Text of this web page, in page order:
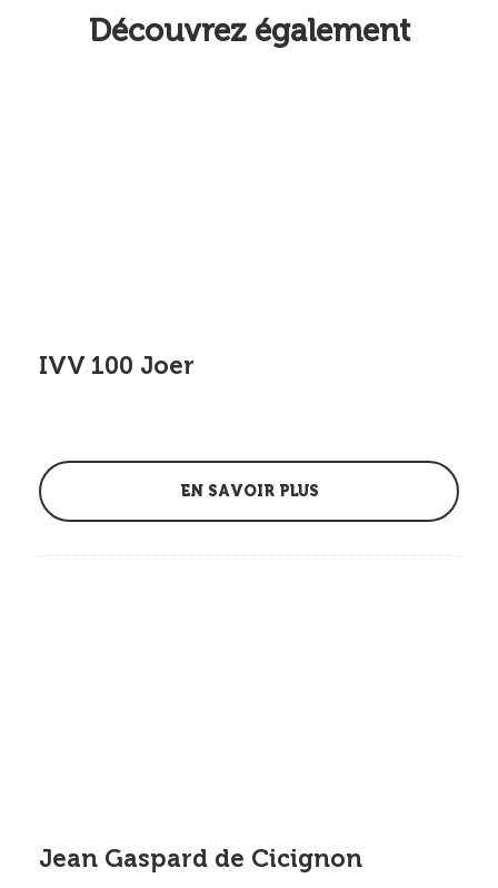
Découvrez également
IVV 100 Joer
EN SAVOIR PLUS
Jean Gaspard de Cicignon